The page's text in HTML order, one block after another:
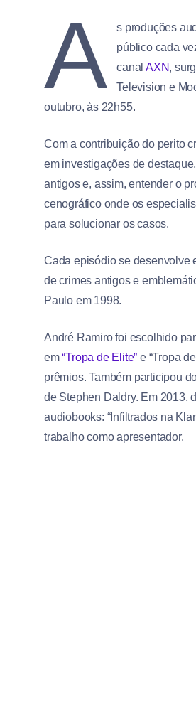
A
s produções
público cada
canalAXN,
Television e
outubro, às 22h55.
Com a contribuição do perito
em investigações de
antigos e, assim, entender o
cenográfico onde os
para solucionar os casos.
Cada episódio se desenvolve
de crimes antigos e
Paulo em 1998.
André Ramiro foi escolhido
em“Tropa de Elite” e “Tropa
prêmios. Também participou
de Stephen Daldry. Em 2013,
audiobooks: “Infiltrados na
trabalho como apresentador.